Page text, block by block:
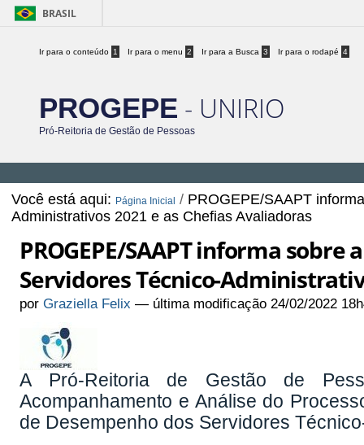
BRASIL
Ir para o conteúdo 1 Ir para o menu 2 Ir para a Busca 3 Ir para o rodapé 4
PROGEPE - UNIRIO
Pró-Reitoria de Gestão de Pessoas
Você está aqui: Página Inicial / PROGEPE/SAAPT
Administrativos 2021 e as Chefias Avaliadoras
PROGEPE/SAAPT informa
Servidores Técnico-
porGraziella Felix — última modificação 24/02/2022
A Pró-Reitoria de Gestão de
Acompanhamento e Análise do
de Desempenho dos Servidores